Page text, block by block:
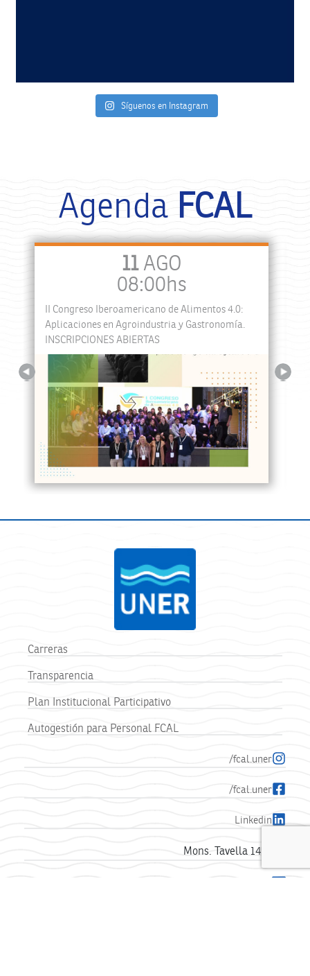
Síguenos en Instagram
Agenda FCAL
Previous
11 AGO
08:00hs
II Congreso Iberoamericano de Alimentos 4.0:
Aplicaciones en Agroindustria y Gastronomía.
INSCRIPCIONES ABIERTAS
Next
Carreras
Transparencia
Plan Institucional Participativo
Autogestión para Personal FCAL
/fcal.uner
/fcal.uner
Linkedin
Mons. Tavella 1450